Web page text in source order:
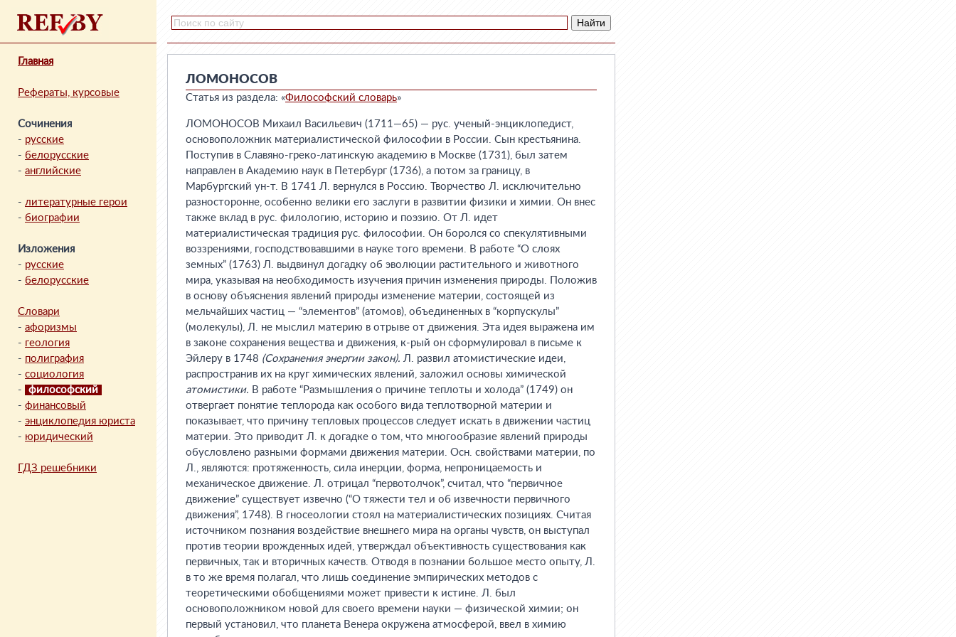
Главная
Рефераты, курсовые
Сочинения
- русские
- белорусские
- английские
- литературные герои
- биографии
Изложения
- русские
- белорусские
Словари
- афоризмы
- геология
- полиграфия
- социология
-
философский
- финансовый
- энциклопедия юриста
- юридический
ГДЗ решебники
ЛОМОНОСОВ
Статья из раздела: «Философский словарь»
ЛОМОНОСОВ Михаил Васильевич (1711—65) — рус. ученый-энциклопедист,
основоположник материалистической философии в России. Сын крестьянина.
Поступив в Славяно-греко-латинскую академию в Москве (1731), был затем
направлен в Академию наук в Петербург (1736), а потом за границу, в
Марбургский ун-т. В 1741 Л. вернулся в Россию. Творчество Л. исключительно
разносторонне, особенно велики его заслуги в развитии физики и химии. Он внес
также вклад в рус. филологию, историю и поэзию. От Л. идет
материалистическая традиция рус. философии. Он боролся со спекулятивными
воззрениями, господствовавшими в науке того времени. В работе “О слоях
земных” (1763) Л. выдвинул догадку об эволюции растительного и животного
мира, указывая на необходимость изучения причин изменения природы. Положив
в основу объяснения явлений природы изменение материи, состоящей из
мельчайших частиц — “элементов” (атомов), объединенных в “корпускулы”
(молекулы), Л. не мыслил материю в отрыве от движения. Эта идея выражена им
в законе сохранения вещества и движения, к-рый он сформулировал в письме к
Эйлеру в 1748 (Сохранения энергии закон). Л. развил атомистические идеи,
распространив их на круг химических явлений, заложил основы химической
атомистики. В работе “Размышления о причине теплоты и холода” (1749) он
отвергает понятие теплорода как особого вида теплотворной материи и
показывает, что причину тепловых процессов следует искать в движении частиц
материи. Это приводит Л. к догадке о том, что многообразие явлений природы
обусловлено разными формами движения материи. Осн. свойствами материи, по
Л., являются: протяженность, сила инерции, форма, непроницаемость и
механическое движение. Л. отрицал “первотолчок”, считал, что “первичное
движение” существует извечно (“О тяжести тел и об извечности первичного
движения”, 1748). В гносеологии стоял на материалистических позициях. Считая
источником познания воздействие внешнего мира на органы чувств, он выступал
против теории врожденных идей, утверждал объективность существования как
первичных, так и вторичных качеств. Отводя в познании большое место опыту, Л.
в то же время полагал, что лишь соединение эмпирических методов с
теоретическими обобщениями может привести к истине. Л. был
основоположником новой для своего времени науки — физической химии; он
первый установил, что планета Венера окружена атмосферой, ввел в химию